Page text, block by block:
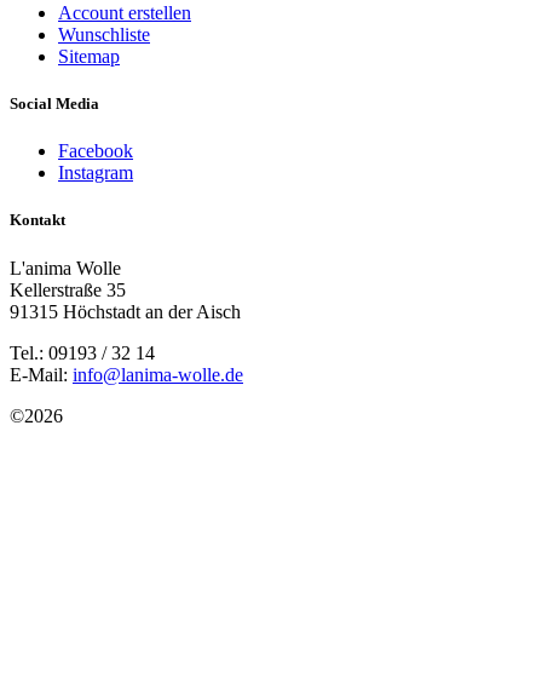
Account erstellen
Wunschliste
Sitemap
Social Media
Facebook
Instagram
Kontakt
L'anima Wolle
Kellerstraße 35
91315 Höchstadt an der Aisch
Tel.: 09193 / 32 14
E-Mail: info@lanima-wolle.de
©2026